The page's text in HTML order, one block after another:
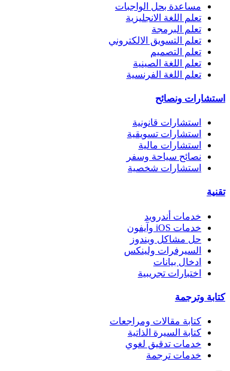
مساعدة بحل الواجبات
تعلم اللغة الانجليزية
تعلم البرمجة
تعلم التسويق الالكتروني
تعلم التصميم
تعلم اللغة الصينية
تعلم اللغة الفرنسية
استشارات ونصائح
استشارات قانونية
استشارات تسويقية
استشارات مالية
نصائح سياحة وسفر
استشارات شخصية
تقنية
خدمات أندرويد
خدمات iOS وآيفون
حل مشاكل ويندوز
السيرفرات ولينكس
ادخال بيانات
اختبارات تجريبية
كتابة وترجمة
كتابة مقالات ومراجعات
كتابة السيرة الذاتية
خدمات تدقيق لغوي
خدمات ترجمة